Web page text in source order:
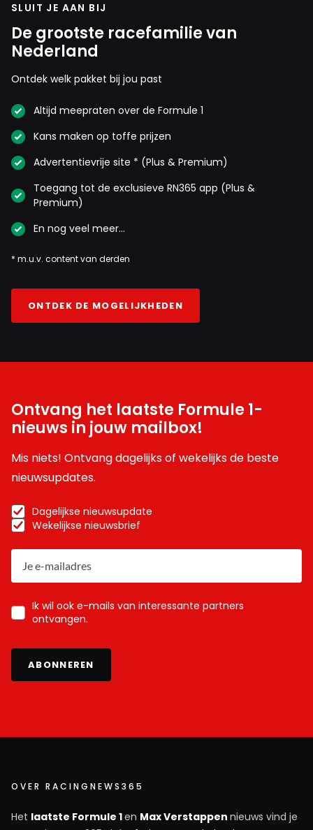
SLUIT JE AAN BIJ
De grootste racefamilie van
Nederland
Ontdek welk pakket bij jou past
Altijd meepraten over de Formule 1
Kans maken op toffe prijzen
Advertentievrije site * (Plus & Premium)
Toegang tot de exclusieve RN365 app (Plus &
Premium)
En nog veel meer…
* m.u.v. content van derden
ONTDEK DE MOGELIJKHEDEN
Ontvang het laatste Formule 1-
nieuws in jouw mailbox!
Mis niets! Ontvang dagelijks of wekelijks de beste
nieuwsupdates.
Dagelijkse nieuwsupdate
Wekelijkse nieuwsbrief
Ik wil ook e-mails van interessante partners
ontvangen.
ABONNEREN
OVER RACINGNEWS365
Het laatste Formule 1en Max Verstappen nieuws vind je